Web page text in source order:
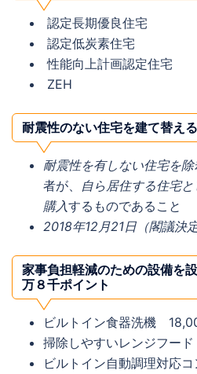
認定長期優良住宅​
認定低炭素住宅​​
性能向上計画認定住宅​
ZEH​
耐震性のない住宅を建て替え
耐震性を有しない住宅を除
者が、 自ら居住する住宅
購入するものであること
2018年12月21日（閣議決
家事負担軽減のための設備を
万８千ポイント
ビルトイン食器洗機
掃除しやすいレンジフー
ビルトイン自動調理対応